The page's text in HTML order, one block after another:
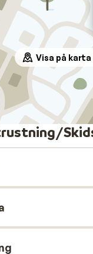
Visa på karta